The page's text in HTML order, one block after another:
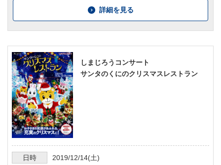
詳細を見る
しまじろうコンサート
サンタのくにのクリスマスレストラン
日時 2019/12/14(土)